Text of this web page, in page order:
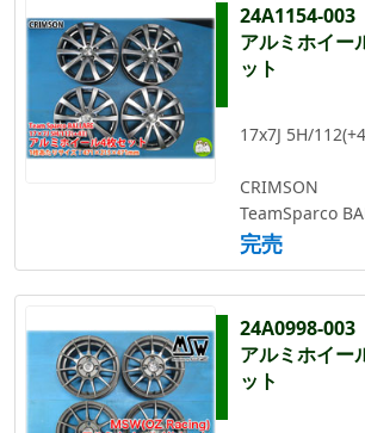
24A1154-003
アルミホイー
ット
17x7J 5H/
CRIMSON
TeamSparco
完売
24A0998-003
アルミホイー
ット